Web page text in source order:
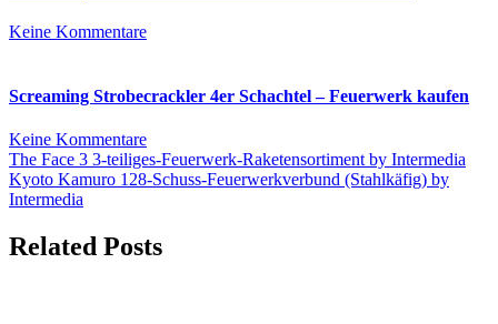
kaufen
Keine Kommentarezu
Fontänenbatterie
–
kaufen
Screaming Strobecrackler 4er Schachtel – Feuerwerk kaufen
Keine Kommentarezu
Screaming
Strobecrackler
–
Feuerwerk
Beitrags-
Navigation
The Face 3 3-teiliges-Feuerwerk-Raketensortiment by Intermedia
Kyoto Kamuro 128-Schuss-Feuerwerkverbund (Stahlkäfig) by
Intermedia
Related Posts